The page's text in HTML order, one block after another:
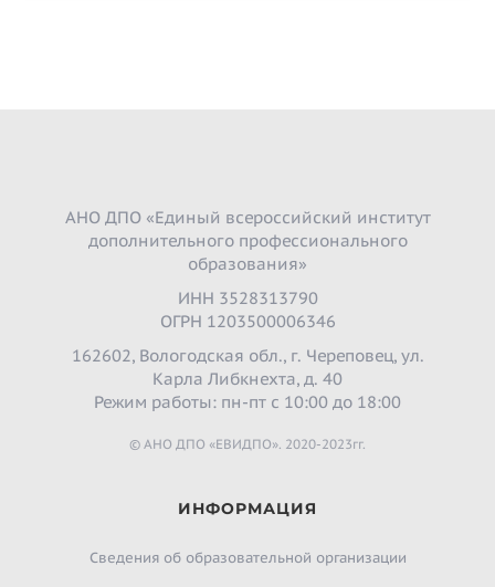
АНО ДПО «Единый всероссийский институт
дополнительного профессионального
образования»
ИНН 3528313790
ОГРН 1203500006346
162602, Вологодская обл., г. Череповец, ул.
Карла Либкнехта, д. 40
Режим работы: пн-пт с 10:00 до 18:00
© АНО ДПО «ЕВИДПО». 2020-2023гг.
ИНФОРМАЦИЯ
Сведения об образовательной организации